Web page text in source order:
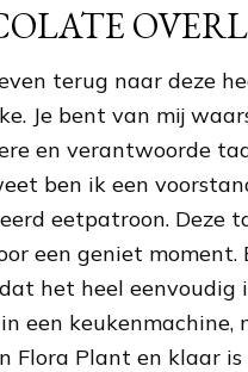
terug naar deze
Je bent van mij
en verantwoorde
ben ik een
eetpatroon. Deze
een geniet
het heel eenvoudig
in een
Flora Plant en klaar is